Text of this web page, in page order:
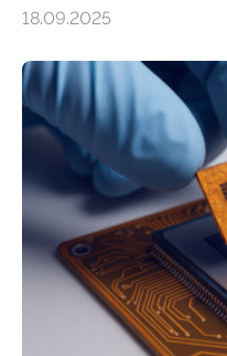
optoelektronischen
Forschung, die
langwelliges Licht auf
könnte Fortschritte in
optoelektronischen
Vanderbilt und dem
Professor für
interdisziplinären
Materialwissenschaften
und Alexander
leiteten ein
18.09.2025